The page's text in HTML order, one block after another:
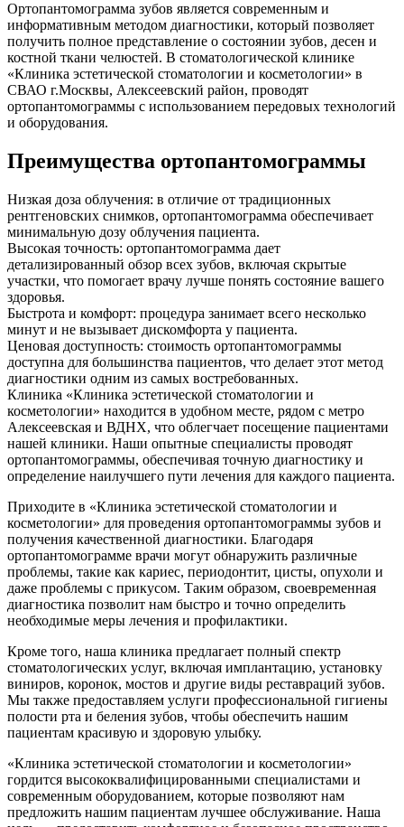
Ортопантомограмма зубов является современным и
информативным методом диагностики, который позволяет
получить полное представление о состоянии зубов, десен и
костной ткани челюстей. В стоматологической клинике
«Клиника эстетической стоматологии и косметологии» в
СВАО г.Москвы, Алексеевский район, проводят
ортопантомограммы с использованием передовых технологий
и оборудования.
Преимущества ортопантомограммы
Низкая доза облучения: в отличие от традиционных
рентгеновских снимков, ортопантомограмма обеспечивает
минимальную дозу облучения пациента.
Высокая точность: ортопантомограмма дает
детализированный обзор всех зубов, включая скрытые
участки, что помогает врачу лучше понять состояние вашего
здоровья.
Быстрота и комфорт: процедура занимает всего несколько
минут и не вызывает дискомфорта у пациента.
Ценовая доступность: стоимость ортопантомограммы
доступна для большинства пациентов, что делает этот метод
диагностики одним из самых востребованных.
Клиника «Клиника эстетической стоматологии и
косметологии» находится в удобном месте, рядом с метро
Алексеевская и ВДНХ, что облегчает посещение пациентами
нашей клиники. Наши опытные специалисты проводят
ортопантомограммы, обеспечивая точную диагностику и
определение наилучшего пути лечения для каждого пациента.
Приходите в «Клиника эстетической стоматологии и
косметологии» для проведения ортопантомограммы зубов и
получения качественной диагностики. Благодаря
ортопантомограмме врачи могут обнаружить различные
проблемы, такие как кариес, периодонтит, цисты, опухоли и
даже проблемы с прикусом. Таким образом, своевременная
диагностика позволит нам быстро и точно определить
необходимые меры лечения и профилактики.
Кроме того, наша клиника предлагает полный спектр
стоматологических услуг, включая имплантацию, установку
виниров, коронок, мостов и другие виды реставраций зубов.
Мы также предоставляем услуги профессиональной гигиены
полости рта и беления зубов, чтобы обеспечить нашим
пациентам красивую и здоровую улыбку.
«Клиника эстетической стоматологии и косметологии»
гордится высококвалифицированными специалистами и
современным оборудованием, которые позволяют нам
предложить нашим пациентам лучшее обслуживание. Наша